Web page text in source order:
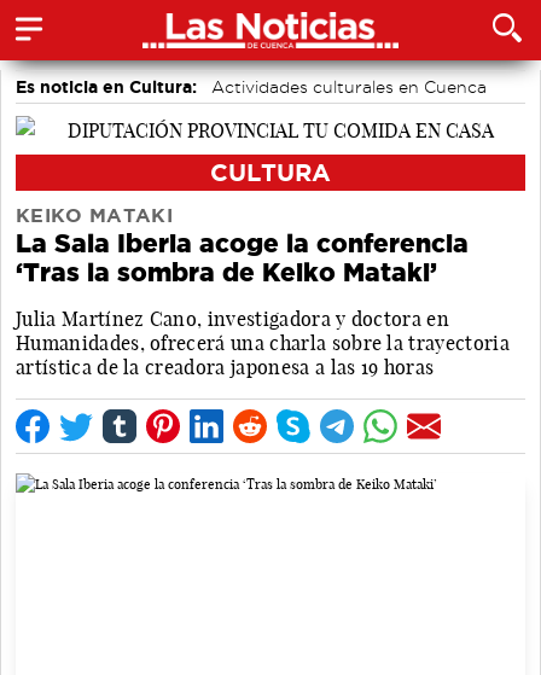
Es noticia en Cultura: Actividades culturales en Cuenca
CULTURA
KEIKO MATAKI
La Sala Iberia acoge la conferencia
‘Tras la sombra de Keiko Mataki’
Julia Martínez Cano, investigadora y doctora en
Humanidades, ofrecerá una charla sobre la trayectoria
artística de la creadora japonesa a las 19 horas